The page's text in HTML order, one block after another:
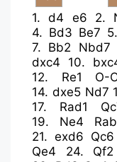
1.d4 e6 2.
4. Bd3 Be7 5.
7. Bb2 Nbd7
dxc4
10.
12. Re1 O-
14. dxe5 Nd7
17. Rad1
19. Ne4
21. exd6 Qc6
Qe4
24. Qf2